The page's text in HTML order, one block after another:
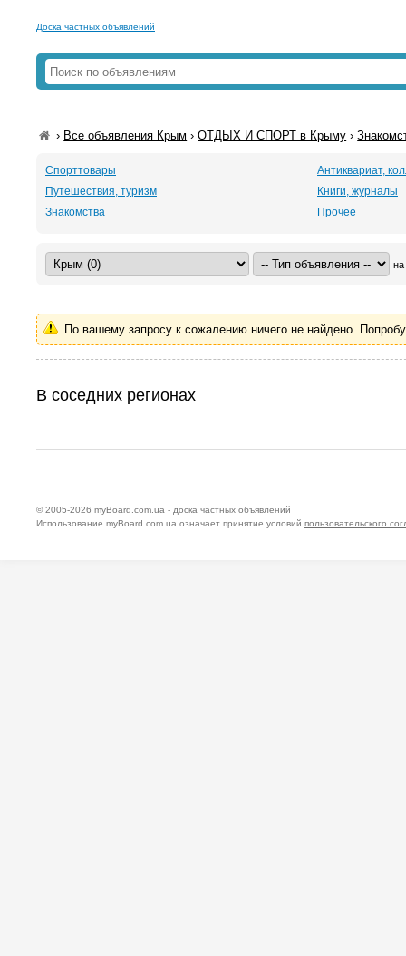
Доска частных объявлений
› Все объявления Крым ›ОТДЫХ И СПОРТ в Крыму ›
Спорттовары
Антиквариат,
Путешествия, туризм
Книги, журналы
Знакомства
Прочее
на
По вашему запросу к сожалению ничего не найдено.
В соседних регионах
© 2005-2026 myBoard.com.ua - доска частных объявлений
Использование myBoard.com.ua означает принятие условий пользовательского